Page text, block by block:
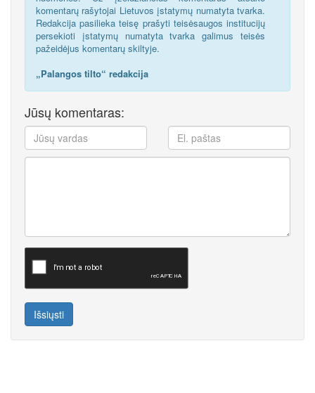
komentarų rašytojai Lietuvos įstatymų numatyta tvarka.
Redakcija pasilieka teisę prašyti teisėsaugos institucijų
persekioti įstatymų numatyta tvarka galimus teisės
pažeidėjus komentarų skiltyje.
„Palangos tilto“ redakcija
Jūsų komentaras:
Išsiųsti